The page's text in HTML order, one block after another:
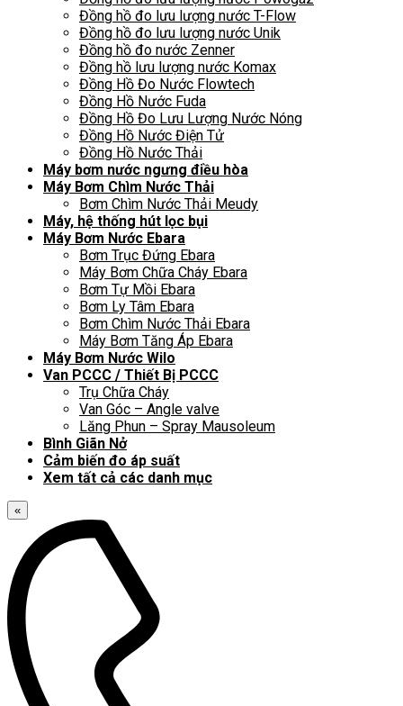
Đồng hồ đo lưu lượng nước T-Flow
Đồng hồ đo lưu lượng nước Unik
Đồng hồ đo nước Zenner
Đồng hồ lưu lượng nước Komax
Đồng Hồ Đo Nước Flowtech
Đồng Hồ Nước Fuda
Đồng Hồ Đo Lưu Lượng Nước Nóng
Đồng Hồ Nước Điện Tử
Đồng Hồ Nước Thải
Máy bơm nước ngưng điều hòa
Máy Bơm Chìm Nước Thải
Bơm Chìm Nước Thải Meudy
Máy, hệ thống hút lọc bụi
Máy Bơm Nước Ebara
Bơm Trục Đứng Ebara
Máy Bơm Chữa Cháy Ebara
Bơm Tự Mồi Ebara
Bơm Ly Tâm Ebara
Bơm Chìm Nước Thải Ebara
Máy Bơm Tăng Áp Ebara
Máy Bơm Nước Wilo
Van PCCC / Thiết Bị PCCC
Trụ Chữa Cháy
Van Góc – Angle valve
Lăng Phun – Spray Mausoleum
Bình Giãn Nở
Cảm biến đo áp suất
Xem tất cả các danh mục
«